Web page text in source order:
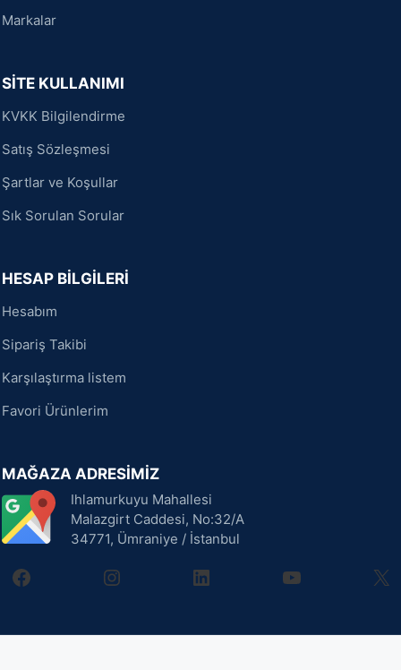
Markalar
SİTE KULLANIMI
KVKK Bilgilendirme
Satış Sözleşmesi
Şartlar ve Koşullar
Sık Sorulan Sorular
HESAP BİLGİLERİ
Hesabım
Sipariş Takibi
Karşılaştırma listem
Favori Ürünlerim
MAĞAZA ADRESİMİZ
Ihlamurkuyu Mahallesi
Malazgirt Caddesi, No:32/A
34771, Ümraniye / İstanbul
facebookinstagramlinkedin youtube X